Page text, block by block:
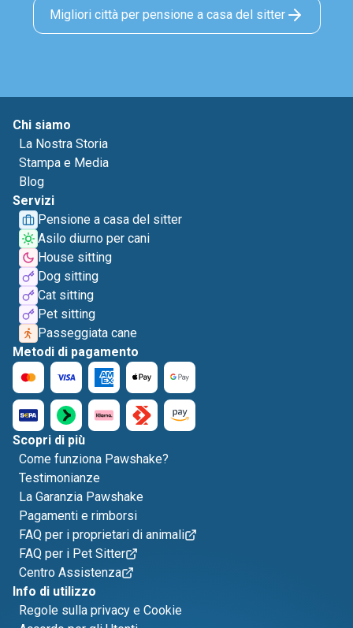
Migliori città per pensione a casa del sitter
Chi siamo
La Nostra Storia
Stampa e Media
Blog
Servizi
Pensione a casa del sitter
Asilo diurno per cani
House sitting
Dog sitting
Cat sitting
Pet sitting
Passeggiata cane
Metodi di pagamento
Scopri di più
Come funziona Pawshake?
Testimonianze
La Garanzia Pawshake
Pagamenti e rimborsi
FAQ per i proprietari di animali
FAQ per i Pet Sitter
Centro Assistenza
Info di utilizzo
Regole sulla privacy e Cookie